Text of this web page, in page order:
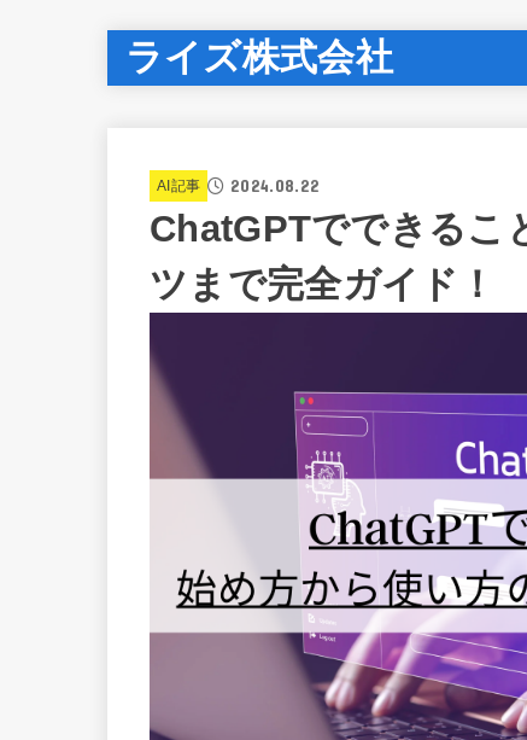
ライズ株式会社
AI記事 2024.08.22
ChatGPTでできるこ
ツまで完全ガイド！